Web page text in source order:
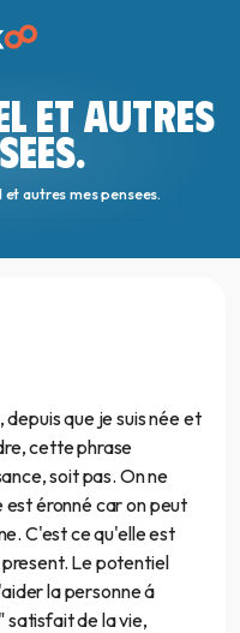
ET AUTRES
autres mes pensees.
que je suis née et
cette phrase
soit pas. On ne
éronné car on peut
C'est ce qu'elle est
Le potentiel
la personne á
satisfait de la vie,